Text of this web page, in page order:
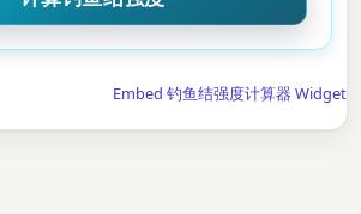
Embed 钓鱼结强度计算器 Widget